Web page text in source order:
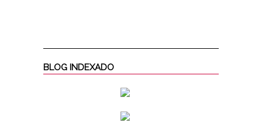
BLOG INDEXADO